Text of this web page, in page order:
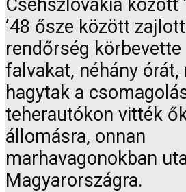
Csehszlovákia között
’48 ősze között
rendőrség körbevette
falvakat, néhány órát,
hagytak a
teherautókon vitték
állomásra, onnan
marhavagonokban
Magyarországra.